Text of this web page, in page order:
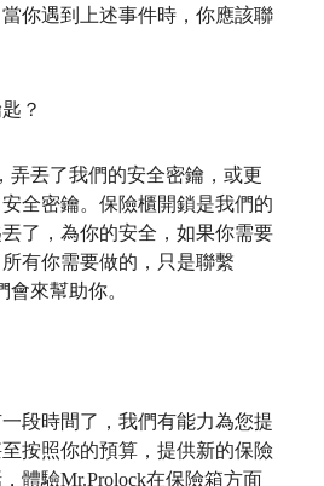
你遇到上述事件時，你應該聯
？
弄丟了我們的安全密鑰，或更
全密鑰。保險櫃開鎖是我們的
了，為你的安全，如果你需要
有你需要做的，只是聯繫
會來幫助你。
段時間了，我們有能力為您提
按照你的預算，提供新的保險
體驗Mr.Prolock在保險箱方面